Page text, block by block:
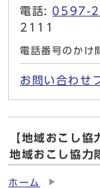
電話: 0597-
2111
電話番号のかけ
お問い合わせ
【地域おこし
地域おこし協力
ホーム